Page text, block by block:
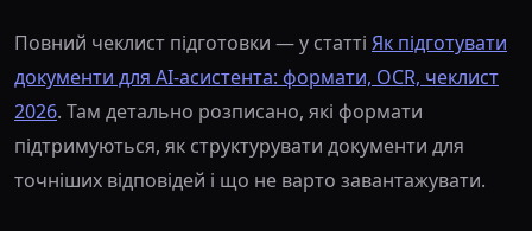
Повний чеклист підготовки — у статті Як підготувати
документи для AI-асистента: формати, OCR, чеклист
2026. Там детально розписано, які формати
підтримуються, як структурувати документи для
точніших відповідей і що не варто завантажувати.